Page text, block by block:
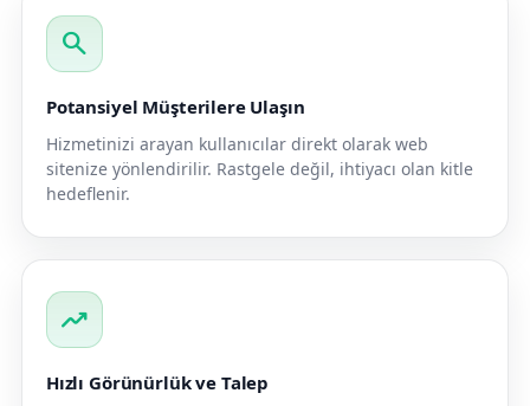
search
Potansiyel Müşterilere Ulaşın
Hizmetinizi arayan kullanıcılar direkt olarak web
sitenize yönlendirilir. Rastgele değil, ihtiyacı olan kitle
hedeflenir.
trending_up
Hızlı Görünürlük ve Talep